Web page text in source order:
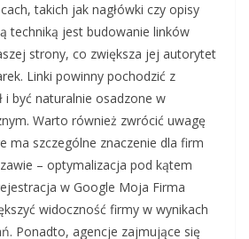
takich jak nagłówki czy opisy
techniką jest budowanie linków
strony, co zwiększa jej autorytet
Linki powinny pochodzić z
i być naturalnie osadzone w
Warto również zwrócić uwagę
ma szczególne znaczenie dla firm
– optymalizacja pod kątem
w Google Moja Firma
widoczność firmy w wynikach
Ponadto, agencje zajmujące się